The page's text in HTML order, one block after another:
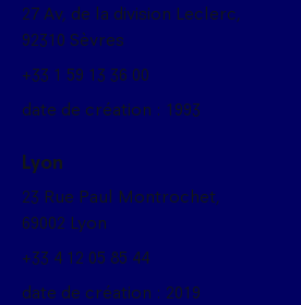
27 Av, de la division Leclerc,
92310 Sèvres
+33 1 59 13 36 00
date de création : 1993
Lyon
23 Rue Paul Montrochet,
69002 Lyon
+33 4 12 05 85 44
date de création : 2019